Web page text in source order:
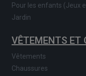
Pour les enfants (Jeux
Jardin
VÊTEMENTS ET
Vêtements
Chaussures